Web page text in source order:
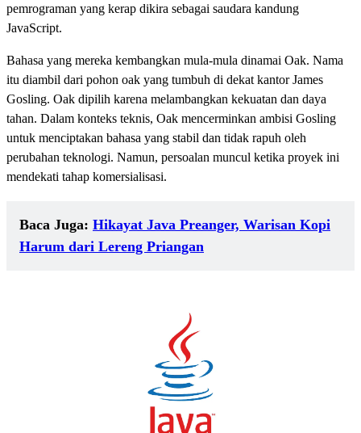
pemrograman yang kerap dikira sebagai saudara kandung
JavaScript.
Bahasa yang mereka kembangkan mula-mula dinamai Oak. Nama
itu diambil dari pohon oak yang tumbuh di dekat kantor James
Gosling. Oak dipilih karena melambangkan kekuatan dan daya
tahan. Dalam konteks teknis, Oak mencerminkan ambisi Gosling
untuk menciptakan bahasa yang stabil dan tidak rapuh oleh
perubahan teknologi. Namun, persoalan muncul ketika proyek ini
mendekati tahap komersialisasi.
Baca Juga: Hikayat Java Preanger, Warisan Kopi
Harum dari Lereng Priangan